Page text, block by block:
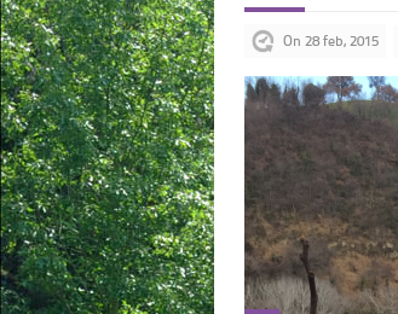
On 28 feb, 2015